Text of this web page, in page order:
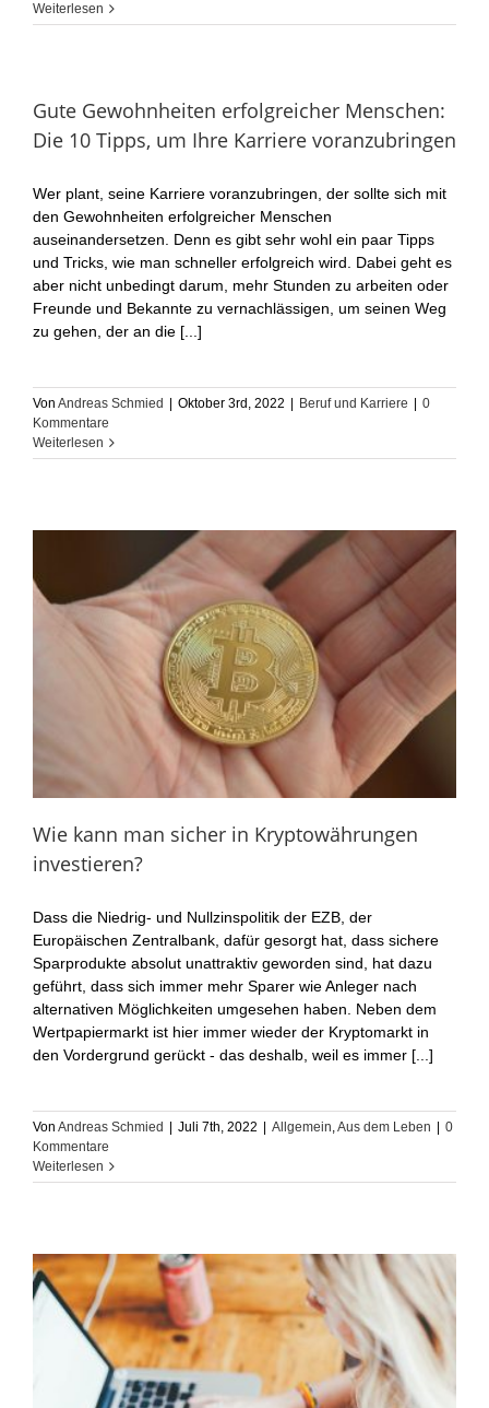
Weiterlesen
Gute Gewohnheiten erfolgreicher Menschen:
Die 10 Tipps, um Ihre Karriere voranzubringen
Wer plant, seine Karriere voranzubringen, der sollte sich mit
den Gewohnheiten erfolgreicher Menschen
auseinandersetzen. Denn es gibt sehr wohl ein paar Tipps
und Tricks, wie man schneller erfolgreich wird. Dabei geht es
aber nicht unbedingt darum, mehr Stunden zu arbeiten oder
Freunde und Bekannte zu vernachlässigen, um seinen Weg
zu gehen, der an die [...]
Von Andreas Schmied Oktober 3rd, 2022 Beruf und Karriere
0
Kommentare
Weiterlesen
Wie kann man sicher in Kryptowährungen
investieren?
Dass die Niedrig- und Nullzinspolitik der EZB, der
Europäischen Zentralbank, dafür gesorgt hat, dass sichere
Sparprodukte absolut unattraktiv geworden sind, hat dazu
geführt, dass sich immer mehr Sparer wie Anleger nach
alternativen Möglichkeiten umgesehen haben. Neben dem
Wertpapiermarkt ist hier immer wieder der Kryptomarkt in
den Vordergrund gerückt - das deshalb, weil es immer [...]
Von Andreas Schmied Juli 7th, 2022 Allgemein,Aus dem Leben
0
Kommentare
Weiterlesen